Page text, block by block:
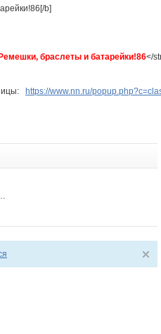
браслеты и батарейки!86</
https://www.nn.ru/